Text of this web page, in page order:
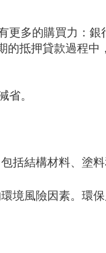
多的購買力：
抵押貸款過程中
。
括結構材料、塗料
境風險因素。環